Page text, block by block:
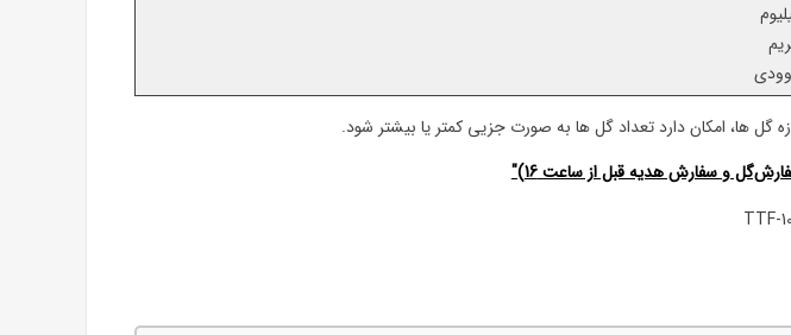
گل ها، امکان دارد تعداد گل ها به صورت جزیی کمتر یا بیشتر شود.
و سفارش هدیه قبل از ساعت 16)"
TTF-